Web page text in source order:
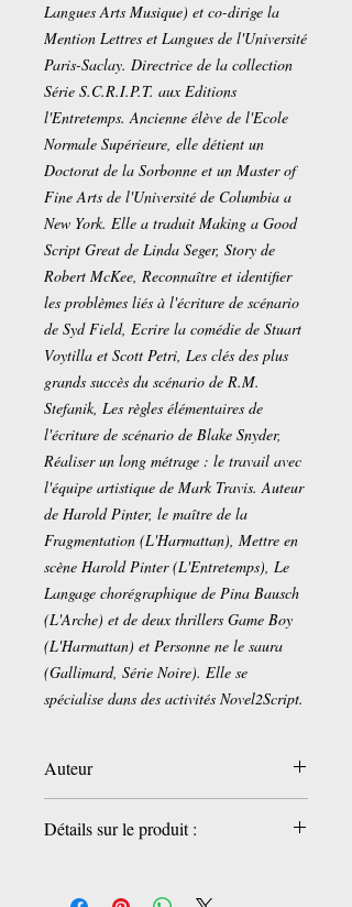
Langues Arts Musique) et co-dirige la
Mention Lettres et Langues de l'Université
Paris-Saclay. Directrice de la collection
Série S.C.R.I.P.T. aux Editions
l'Entretemps. Ancienne élève de l'Ecole
Normale Supérieure, elle détient un
Doctorat de la Sorbonne et un Master of
Fine Arts de l'Université de Columbia a
New York. Elle a traduit Making a Good
Script Great de Linda Seger, Story de
Robert McKee, Reconnaître et identifier
les problèmes liés à l'écriture de scénario
de Syd Field, Ecrire la comédie de Stuart
Voytilla et Scott Petri, Les clés des plus
grands succès du scénario de R.M.
Stefanik, Les règles élémentaires de
l'écriture de scénario de Blake Snyder,
Réaliser un long métrage : le travail avec
l'équipe artistique de Mark Travis. Auteur
de Harold Pinter, le maître de la
Fragmentation (L'Harmattan), Mettre en
scène Harold Pinter (L'Entretemps), Le
Langage chorégraphique de Pina Bausch
(L'Arche) et de deux thrillers Game Boy
(L'Harmattan) et Personne ne le saura
(Gallimard, Série Noire). Elle se
spécialise dans des activités Novel2Script.
Auteur
Détails sur le produit :
5 mai 2025